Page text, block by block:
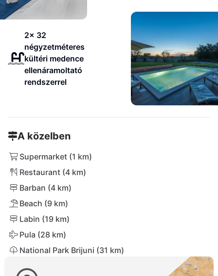
2x 32
négyzetméteres
kültéri medence
ellenáramoltató
rendszerrel
A közelben
Supermarket (1 km)
Restaurant (4 km)
Barban (4 km)
Beach (9 km)
Labin (19 km)
Pula (28 km)
National Park Brijuni (31 km)